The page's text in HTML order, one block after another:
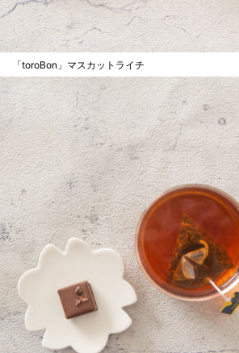
「toroBon」マスカットライチ